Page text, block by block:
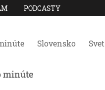
PODCASTY
Slovensko Svet
minúte